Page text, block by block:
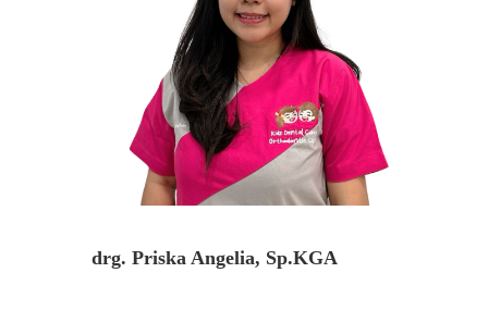
drg. Priska Angelia, Sp.KGA